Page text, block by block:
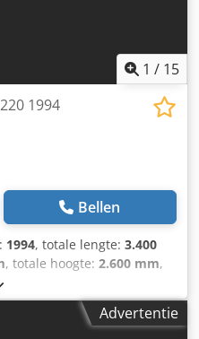
1 / 15
1994
Bellen
1994, totale lengte: 3.400
, totale hoogte: 2.600 mm,
Op aanvraag -
aanwezig: Nee - CE
1776 -Advertentie